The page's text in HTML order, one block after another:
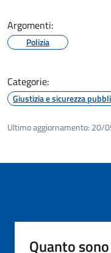
Argomenti:
Polizia
Categorie:
Giustizia e sicurezza
Ultimo aggiornamento: 20/
Quanto